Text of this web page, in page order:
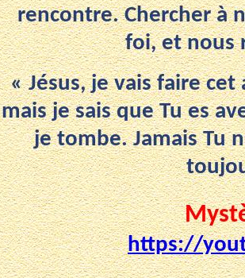
rencontre. Chercher à
foi, et nous
« Jésus, je vais faire
mais je sais que Tu es
je tombe. Jamais Tu
https://